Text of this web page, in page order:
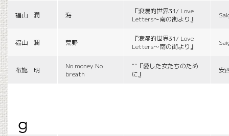
福山 潤 海
『浪漫的世界31/ Love
Letters〜南の街より』
福山 潤 荒野
『浪漫的世界31/ Love
Letters〜南の街より』
布施 明
No money No
breath
““『愛した女たちのため
に』
安
g